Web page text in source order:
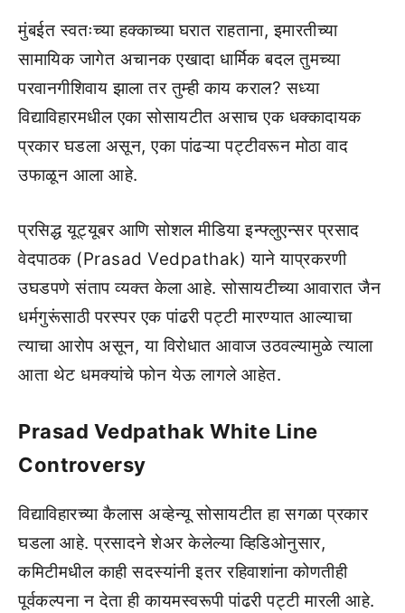
मुंबईत स्वतःच्या हक्काच्या घरात राहताना, इमारतीच्या
सामायिक जागेत अचानक एखादा धार्मिक बदल तुमच्या
परवानगीशिवाय झाला तर तुम्ही काय कराल? सध्या
विद्याविहारमधील एका सोसायटीत असाच एक धक्कादायक
प्रकार घडला असून, एका पांढऱ्या पट्टीवरून मोठा वाद
उफाळून आला आहे.
प्रसिद्ध यूट्यूबर आणि सोशल मीडिया इन्फ्लुएन्सर प्रसाद
वेदपाठक (Prasad Vedpathak) याने याप्रकरणी
उघडपणे संताप व्यक्त केला आहे. सोसायटीच्या आवारात जैन
धर्मगुरूंसाठी परस्पर एक पांढरी पट्टी मारण्यात आल्याचा
त्याचा आरोप असून, या विरोधात आवाज उठवल्यामुळे त्याला
आता थेट धमक्यांचे फोन येऊ लागले आहेत.
Prasad Vedpathak White Line
Controversy
विद्याविहारच्या कैलास अव्हेन्यू सोसायटीत हा सगळा प्रकार
घडला आहे. प्रसादने शेअर केलेल्या व्हिडिओनुसार,
कमिटीमधील काही सदस्यांनी इतर रहिवाशांना कोणतीही
पूर्वकल्पना न देता ही कायमस्वरूपी पांढरी पट्टी मारली आहे.